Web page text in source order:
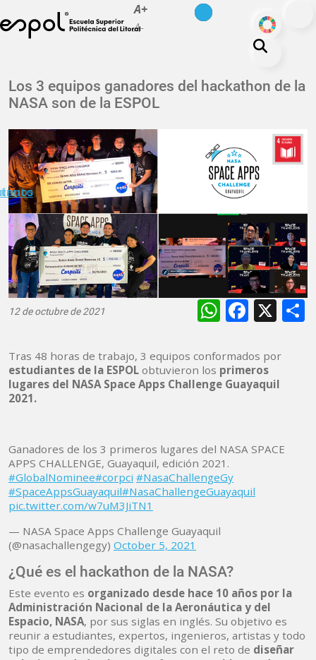
Pasar al contenido principal
A+
A-
ODS
La ESPOL
Educación
Vida politécnica
Investigación
Nuestra Huella
Transparencia
Los 3 equipos ganadores del hackathon de la
NASA son de la ESPOL
12 de octubre de 2021 X
Tras 48 horas de trabajo, 3 equipos conformados por
estudiantes de la ESPOL obtuvieron los primeros
lugares del NASA Space Apps Challenge Guayaquil
2021.
Ganadores de los 3 primeros lugares del NASA SPACE
APPS CHALLENGE, Guayaquil, edición 2021.
#GlobalNominee#corpci #NasaChallengeGy
#SpaceAppsGuayaquil#NasaChallengeGuayaquil
pic.twitter.com/w7uM3JiTN1
— NASA Space Apps Challenge Guayaquil
(@nasachallengegy) October 5, 2021
¿Qué es el hackathon de la NASA?
Este evento es organizado desde hace 10 años por la
Administración Nacional de la Aeronáutica y del
Espacio, NASA, por sus siglas en inglés. Su objetivo es
reunir a estudiantes, expertos, ingenieros, artistas y todo
tipo de emprendedores digitales con el reto de diseñar